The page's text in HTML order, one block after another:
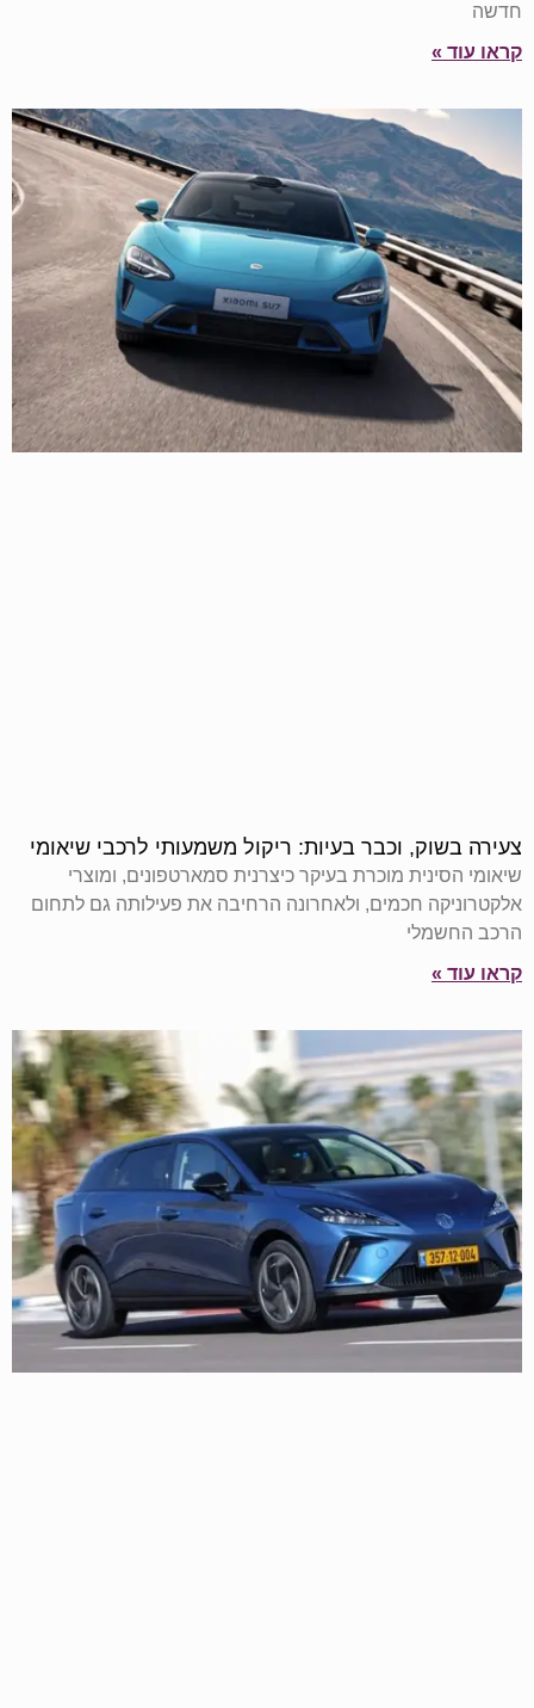
חדשה
קראו עוד »
צעירה בשוק, וכבר בעיות: ריקול משמעותי לרכבי שיאומי
שיאומי הסינית מוכרת בעיקר כיצרנית סמארטפונים, ומוצרי
אלקטרוניקה חכמים, ולאחרונה הרחיבה את פעילותה גם לתחום
הרכב החשמלי
קראו עוד »